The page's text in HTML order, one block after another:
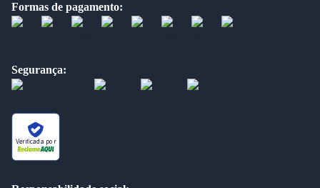
Formas de pagamento:
Segurança:
Verificada por